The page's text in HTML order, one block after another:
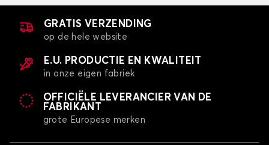
GRATIS VERZENDING
op de hele website
E.U. PRODUCTIE EN KWALITEIT
in onze eigen fabriek
OFFICIËLE LEVERANCIER VAN DE
FABRIKANT
grote Europese merken